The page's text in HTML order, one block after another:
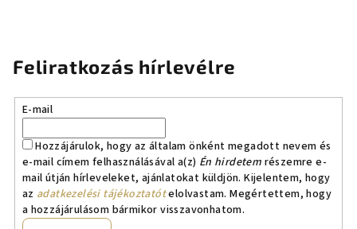
Feliratkozás hírlevélre
E-mail
Hozzájárulok, hogy az általam önként megadott nevem és
e-mail címem felhasználásával a(z) Én hirdetem részemre e-
mail útján hírleveleket, ajánlatokat küldjön. Kijelentem, hogy
az adatkezelési tájékoztatótelolvastam. Megértettem, hogy
a hozzájárulásom bármikor visszavonhatom.